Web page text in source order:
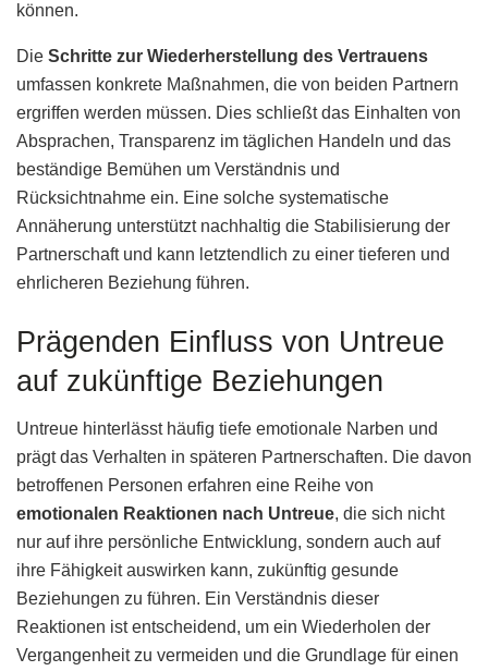
können.
Die Schritte zur Wiederherstellung des Vertrauens
umfassen konkrete Maßnahmen, die von beiden Partnern
ergriffen werden müssen. Dies schließt das Einhalten von
Absprachen, Transparenz im täglichen Handeln und das
beständige Bemühen um Verständnis und
Rücksichtnahme ein. Eine solche systematische
Annäherung unterstützt nachhaltig die Stabilisierung der
Partnerschaft und kann letztendlich zu einer tieferen und
ehrlicheren Beziehung führen.
Prägenden Einfluss von Untreue
auf zukünftige Beziehungen
Untreue hinterlässt häufig tiefe emotionale Narben und
prägt das Verhalten in späteren Partnerschaften. Die davon
betroffenen Personen erfahren eine Reihe von
emotionalen Reaktionen nach Untreue, die sich nicht
nur auf ihre persönliche Entwicklung, sondern auch auf
ihre Fähigkeit auswirken kann, zukünftig gesunde
Beziehungen zu führen. Ein Verständnis dieser
Reaktionen ist entscheidend, um ein Wiederholen der
Vergangenheit zu vermeiden und die Grundlage für einen